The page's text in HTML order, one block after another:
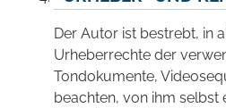
Der Autor ist bestrebt, in
Urheberrechte der
Tondokumente,
beachten, von ihm selbst